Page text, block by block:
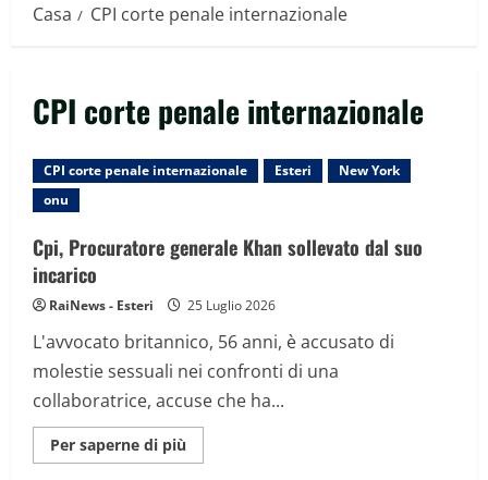
Casa CPI corte penale internazionale
CPI corte penale internazionale
CPI corte penale internazionale Esteri
New York
onu
Cpi, Procuratore generale Khan sollevato dal suo
incarico
RaiNews - Esteri 25 Luglio 2026
L'avvocato britannico, 56 anni, è accusato di
molestie sessuali nei confronti di una
collaboratrice, accuse che ha...
Per saperne di più
informazioni